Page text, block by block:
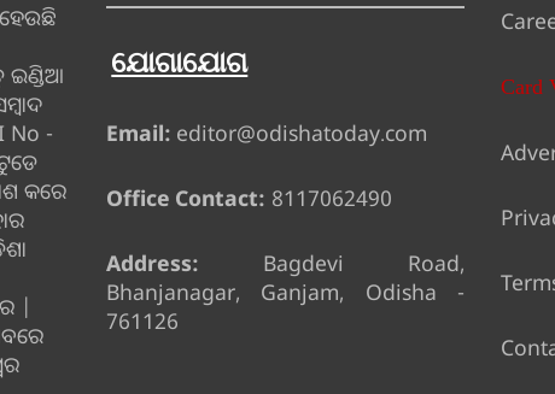
ହେଉଛି
ଇଣ୍ଡିଆ
No -
କରେ
|
ଯୋଗାଯୋଗ
Email: editor@odishatoday.com
Office Contact: 8117062490
Address: Bagdevi Road,
Bhanjanagar, Ganjam, Odisha -
761126
Card